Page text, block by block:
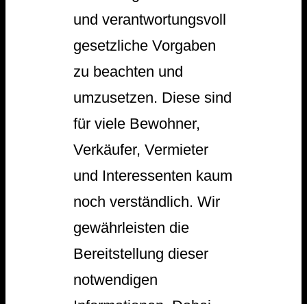
und verantwortungsvoll
gesetzliche Vorgaben
zu beachten und
umzusetzen. Diese sind
für viele Bewohner,
Verkäufer, Vermieter
und Interessenten kaum
noch verständlich. Wir
gewährleisten die
Bereitstellung dieser
notwendigen